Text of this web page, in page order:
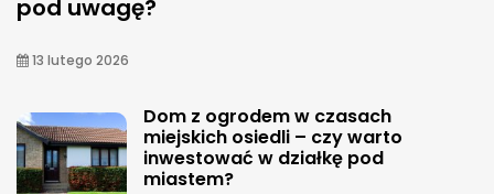
pod uwagę?
13 lutego 2026
Dom z ogrodem w czasach
miejskich osiedli – czy warto
inwestować w działkę pod
miastem?